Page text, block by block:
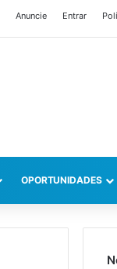
Anuncie Entrar
OPORTUNIDADES